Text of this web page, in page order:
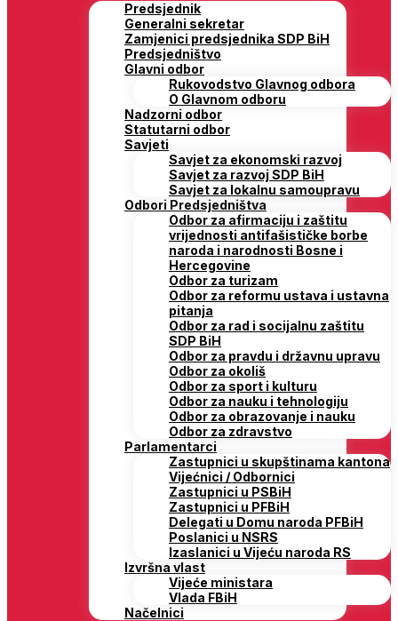
Predsjednik
Generalni sekretar
Zamjenici predsjednika SDP BiH
Predsjedništvo
Glavni odbor
Rukovodstvo Glavnog odbora
O Glavnom odboru
Nadzorni odbor
Statutarni odbor
Savjeti
Savjet za ekonomski razvoj
Savjet za razvoj SDP BiH
Savjet za lokalnu samoupravu
Odbori Predsjedništva
Odbor za afirmaciju i zaštitu
vrijednosti antifašističke borbe
naroda i narodnosti Bosne i
Hercegovine
Odbor za turizam
Odbor za reformu ustava i ustavna
pitanja
Odbor za rad i socijalnu zaštitu
SDP BiH
Odbor za pravdu i državnu upravu
Odbor za okoliš
Odbor za sport i kulturu
Odbor za nauku i tehnologiju
Odbor za obrazovanje i nauku
Odbor za zdravstvo
Parlamentarci
Zastupnici u skupštinama kantona
Vijećnici / Odbornici
Zastupnici u PSBiH
Zastupnici u PFBiH
Delegati u Domu naroda PFBiH
Poslanici u NSRS
Izaslanici u Vijeću naroda RS
Izvršna vlast
Vijeće ministara
Vlada FBiH
Načelnici